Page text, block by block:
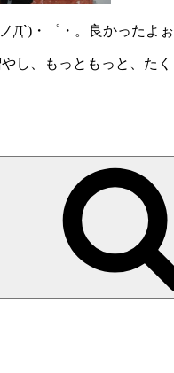
Д`)・゜・。良かったよぉ
し、もっともっと、た